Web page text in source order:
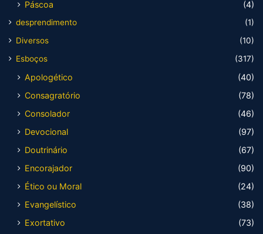
Páscoa (4)
desprendimento
(1)
Diversos
(10)
Esboços
(317)
Apologético
(40)
Consagratório
(78)
Consolador
(46)
Devocional
(97)
Doutrinário
(67)
Encorajador
(90)
Ético ou Moral
(24)
Evangelístico
(38)
Exortativo
(73)